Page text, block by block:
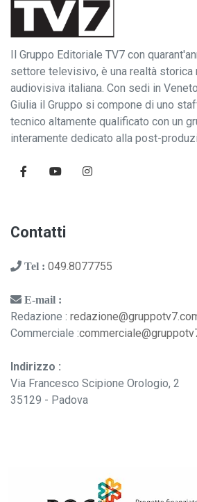
Il Gruppo Editoriale TV7 con
settore televisivo, è una realtà storica
audiovisiva italiana. Con sedi in
Giulia il Gruppo si compone di uno
tecnico altamente qualificato con un
interamente dedicato alla post-
Contatti
Tel : 049.8077755
E-mail :
Redazione :
Commerciale :
Indirizzo :
Via Francesco Scipione Orologio, 2
35129 - Padova